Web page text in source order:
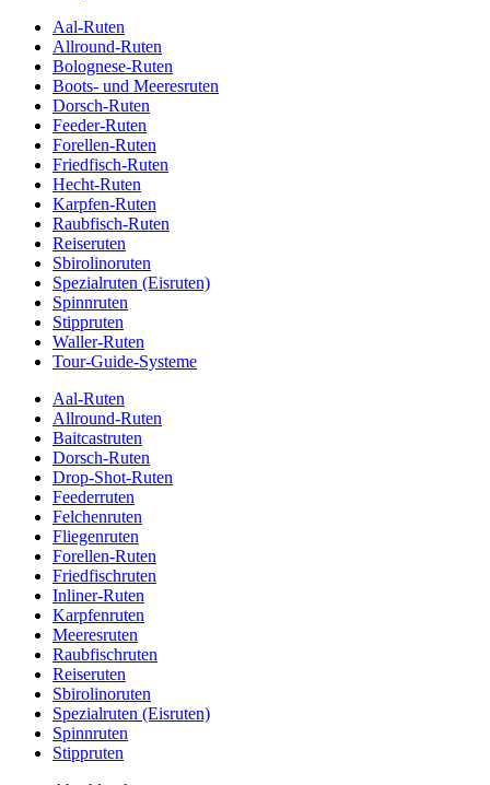
Aal-Ruten
Allround-Ruten
Bolognese-Ruten
Boots- und Meeresruten
Dorsch-Ruten
Feeder-Ruten
Forellen-Ruten
Friedfisch-Ruten
Hecht-Ruten
Karpfen-Ruten
Raubfisch-Ruten
Reiseruten
Sbirolinoruten
Spezialruten (Eisruten)
Spinnruten
Stippruten
Waller-Ruten
Tour-Guide-Systeme
Aal-Ruten
Allround-Ruten
Baitcastruten
Dorsch-Ruten
Drop-Shot-Ruten
Feederruten
Felchenruten
Fliegenruten
Forellen-Ruten
Friedfischruten
Inliner-Ruten
Karpfenruten
Meeresruten
Raubfischruten
Reiseruten
Sbirolinoruten
Spezialruten (Eisruten)
Spinnruten
Stippruten